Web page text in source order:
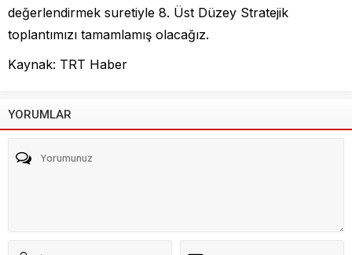
değerlendirmek suretiyle 8. Üst Düzey Stratejik
toplantımızı tamamlamış olacağız.
Kaynak: TRT Haber
YORUMLAR